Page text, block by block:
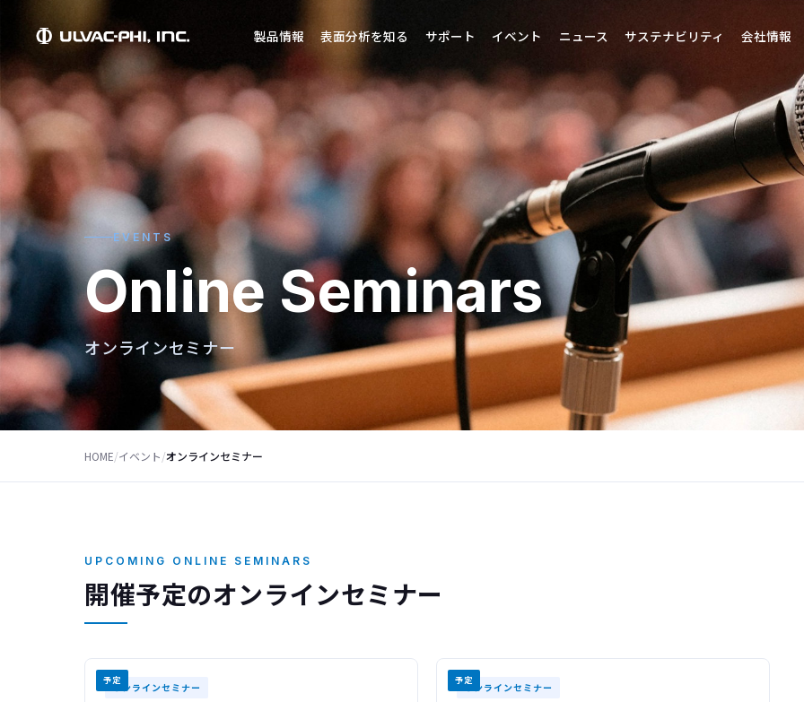
製品情報 表面分析を知る サポート イベント ニュース サステナビリティ 会社情報
EVENTS
Online Seminars
オンラインセミナー
HOME/イベント/オンラインセミナー
UPCOMING ONLINE SEMINARS
開催予定のオンラインセミナー
予定
オンラインセミナー
予定
オンラインセミナー